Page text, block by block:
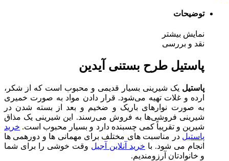
توضیحات
نمایش بیشتر
نقد و بررسی
پاستیل طرح بستنی آیدین
پاستیل یک شیرینی بسیار قدیمی و محبوب است که از شکر،
ارده و غلات تهیه می‌شود. قرار دادن مواد به صورت خمیری
به صورت نوارهای باریک و ضخیم و بعد از بسته شدن در
شیرینی فروشی‌ها به فروش می‌رسند. این شیرینی یک مذاق
شیرین و تقریباً کمی چسبنده دارد و بسیار محبوب است. خرید
پاستیل در مناسبت های مختلف برای مهمانی ها و دورهمی ها
انجام می شود. با خرید آنلاین آجیل وقت خوشی را برای شما
و خانوادتان آرزومندیم.